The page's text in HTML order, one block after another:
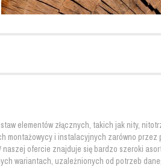
elementów złącznych, takich jak nity,
montażowycy i instalacyjnych zarówno przez
ofercie znajduje się bardzo szeroki
wariantach, uzależnionych od potrzeb